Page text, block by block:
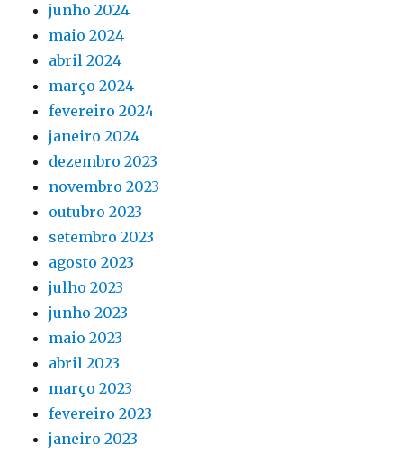
junho 2024
maio 2024
abril 2024
março 2024
fevereiro 2024
janeiro 2024
dezembro 2023
novembro 2023
outubro 2023
setembro 2023
agosto 2023
julho 2023
junho 2023
maio 2023
abril 2023
março 2023
fevereiro 2023
janeiro 2023